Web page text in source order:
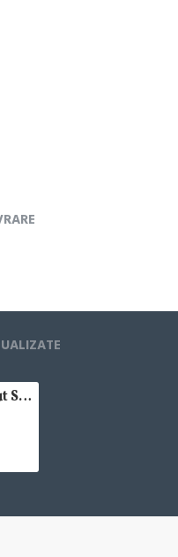
Periuta de dinti Lacalut Sensitive